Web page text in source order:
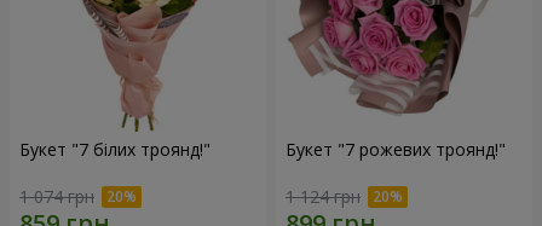
Букет "7 білих троянд!"
1 074 грн
Букет "7 рожевих троянд!"
1 124 грн